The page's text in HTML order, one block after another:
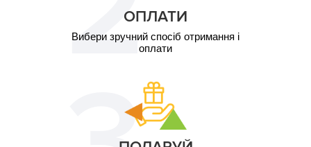
ОПЛАТИ
Вибери зручний спосіб отримання і
оплати